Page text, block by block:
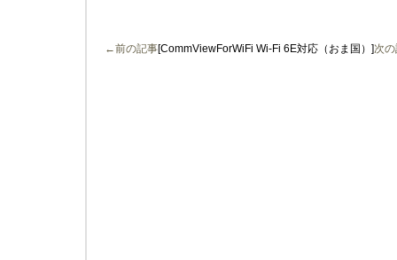
←前の記事[CommViewForWiFi Wi-Fi 6E対応（おま国）]次